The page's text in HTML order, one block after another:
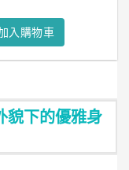
入購物車
貌下的優雅身